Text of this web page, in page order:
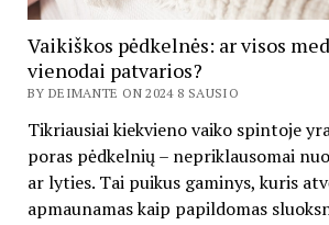
Vaikiškos pėdkelnės: ar visos
vienodai patvarios?
BY DEIMANTE ON 2024 8 SAUSIO
Tikriausiai kiekvieno vaiko spintoje
poras pėdkelnių – nepriklausomai
ar lyties. Tai puikus gaminys, kuris
apmaunamas kaip papildomas